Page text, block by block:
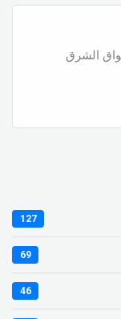
الشرق
127
69
46